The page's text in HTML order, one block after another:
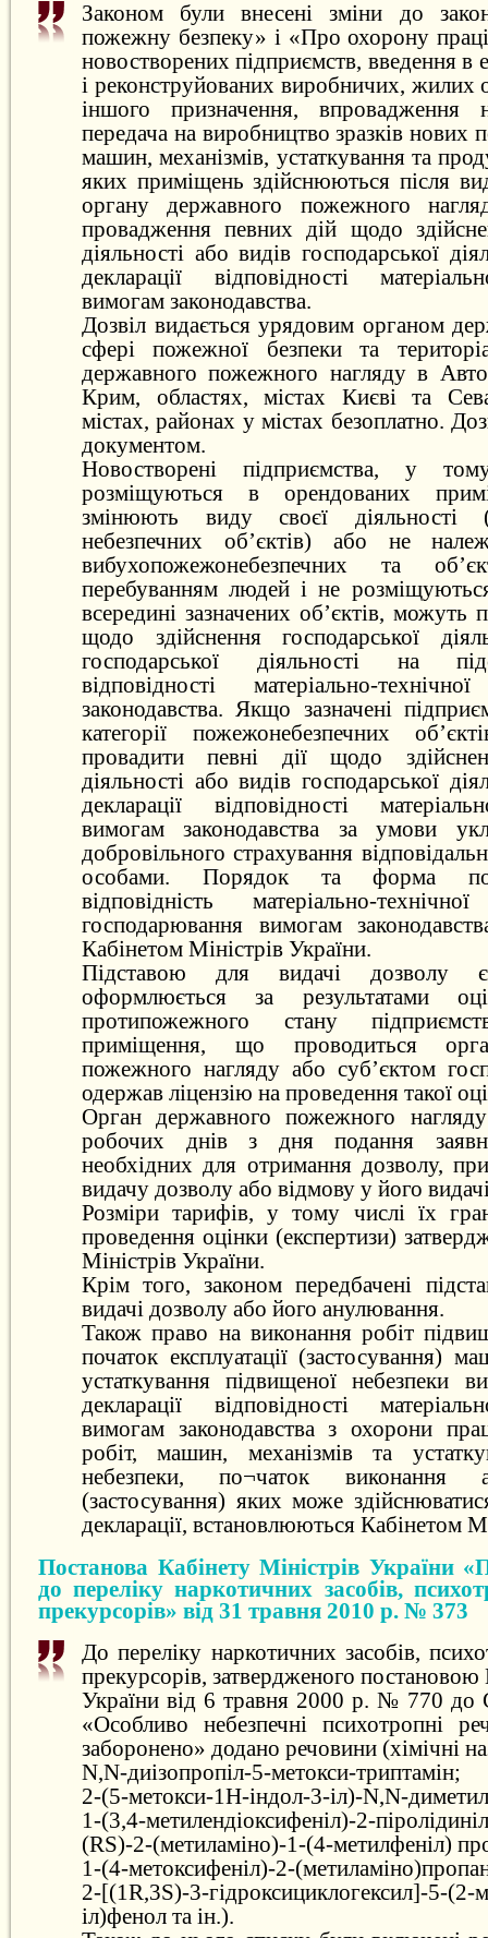
Законом були внесені зміни до
пожежну безпеку» і «Про охорону
новостворених підприємств, введення в
і реконструйованих виробничих, жилих
іншого призначення, впровадження
передача на виробництво зразків нових
машин, механізмів, устаткування та
яких приміщень здійснюються після
органу державного пожежного
провадження певних дій щодо
діяльності або видів господарської
декларації відповідності
вимогам законодавства.
Дозвіл видається урядовим органом
сфері пожежної безпеки та
державного пожежного нагляду в
Крим, областях, містах Києві та
містах, районах у містах безоплатно.
документом.
Новостворені підприємства, у
розміщуються в орендованих
змінюють виду своєї діяльності
небезпечних об’єктів) або не
вибухопожежонебезпечних та
перебуванням людей і не
всередині зазначених об’єктів, можуть
щодо здійснення господарської
господарської діяльності на
відповідності матеріально-
законодавства. Якщо зазначені
категорії пожежонебезпечних
провадити певні дії щодо
діяльності або видів господарської
декларації відповідності
вимогам законодавства за умови
добровільного страхування
особами. Порядок та форма
відповідність матеріально-
господарювання вимогам
Кабінетом Міністрів України.
Підставою для видачі дозволу
оформлюється за результатами
протипожежного стану
приміщення, що проводиться
пожежного нагляду або суб’єктом
одержав ліцензію на проведення такої
Орган державного пожежного
робочих днів з дня подання
необхідних для отримання дозволу,
видачу дозволу або відмову у його
Розміри тарифів, у тому числі їх
проведення оцінки (експертизи)
Міністрів України.
Крім того, законом передбачені
видачі дозволу або його анулювання.
Також право на виконання робіт
початок експлуатації (застосування)
устаткування підвищеної небезпеки
декларації відповідності
вимогам законодавства з охорони
робіт, машин, механізмів та
небезпеки, по¬чаток виконання
(застосування) яких може
декларації, встановлюються Кабінетом
Постанова Кабінету Міністрів України
до переліку наркотичних засобів,
прекурсорів» від 31 травня 2010 р. № 373
До переліку наркотичних засобів,
прекурсорів, затвердженого постановою
України від 6 травня 2000 р. № 770 до
«Особливо небезпечні психотропні
заборонено» додано речовини (хімічні
N,N-диізопропіл-5-метокси-триптамін;
2-(5-метокси-1Н-індол-3-іл)-N,N-
1-(3,4-метилендіоксифеніл)-2-
(RS)-2-(метиламіно)-1-(4-метилфеніл)
1-(4-метоксифеніл)-2-
2-[(1R,3S)-3-гідроксициклогексил]-5-(2-
іл)фенол та ін.).